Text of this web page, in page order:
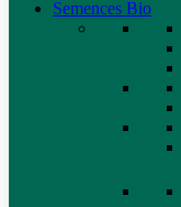
Semences Bio